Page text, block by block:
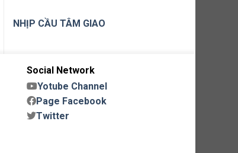
NHỊP CẦU TÂM GIAO
Social Network
Yotube Channel
Page Facebook
Twitter